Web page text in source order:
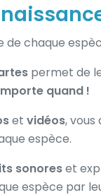
de chaque
permet de
quand !
et vidéos,
espèce.
sonoreset
espèce par